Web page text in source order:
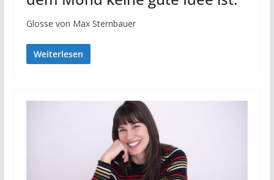
Glosse von Max Sternbauer
Weiterlesen